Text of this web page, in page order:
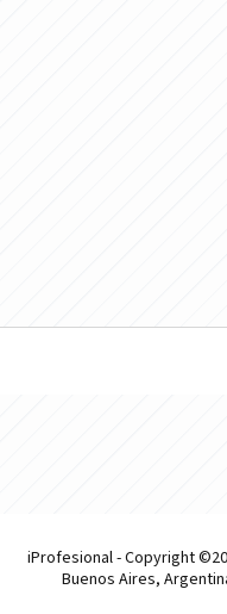
iProfesional - Copyright
Buenos Aires,